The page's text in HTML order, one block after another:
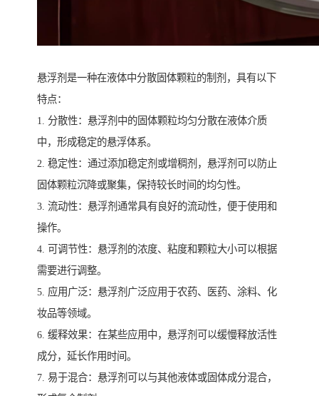
悬浮剂是一种在液体中分散固体颗粒的制剂，具有以下
特点：
1. 分散性：悬浮剂中的固体颗粒均匀分散在液体介质
中，形成稳定的悬浮体系。
2. 稳定性：通过添加稳定剂或增稠剂，悬浮剂可以防止
固体颗粒沉降或聚集，保持较长时间的均匀性。
3. 流动性：悬浮剂通常具有良好的流动性，便于使用和
操作。
4. 可调节性：悬浮剂的浓度、粘度和颗粒大小可以根据
需要进行调整。
5. 应用广泛：悬浮剂广泛应用于农药、医药、涂料、化
妆品等领域。
6. 缓释效果：在某些应用中，悬浮剂可以缓慢释放活性
成分，延长作用时间。
7. 易于混合：悬浮剂可以与其他液体或固体成分混合，